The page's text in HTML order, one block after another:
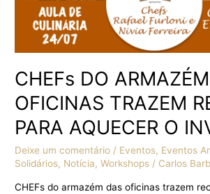
CHEFs DO
OFICINAS TRAZEM
PARA AQUECER O
Deixe um comentário / Eventos, Eventos
Solidários, Notícia,Workshops / Carlos
CHEFs do armazém das oficinas trazem